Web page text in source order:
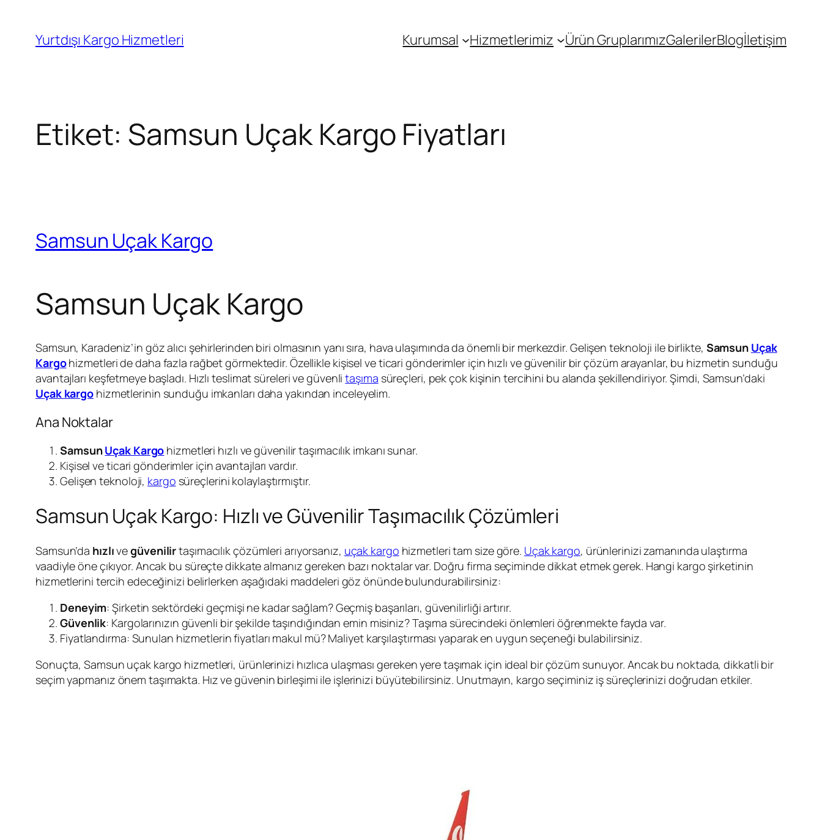
Yurtdışı Kargo Hizmetleri Kurumsal Hizmetlerimiz Ürün GruplarımızGalerilerBlogİletişim
Etiket: Samsun Uçak Kargo Fiyatları
Samsun Uçak Kargo
Samsun Uçak Kargo
Samsun, Karadeniz’in göz alıcı şehirlerinden biri olmasının yanı sıra, hava ulaşımında da önemli bir merkezdir. Gelişen teknoloji ile birlikte, Samsun Uçak
Kargohizmetleri de daha fazla rağbet görmektedir. Özellikle kişisel ve ticari gönderimler için hızlı ve güvenilir bir çözüm arayanlar, bu hizmetin sunduğu
avantajları keşfetmeye başladı. Hızlı teslimat süreleri ve güvenlitaşıma süreçleri, pek çok kişinin tercihini bu alanda şekillendiriyor. Şimdi, Samsun’daki
Uçak kargo hizmetlerinin sunduğu imkanları daha yakından inceleyelim.
Ana Noktalar
SamsunUçak Kargo hizmetleri hızlı ve güvenilir taşımacılık imkanı sunar.
Kişisel ve ticari gönderimler için avantajları vardır.
Gelişen teknoloji, kargo süreçlerini kolaylaştırmıştır.
Samsun Uçak Kargo: Hızlı ve Güvenilir Taşımacılık Çözümleri
Samsun’da hızlıvegüvenilirtaşımacılık çözümleri arıyorsanız, uçak kargo hizmetleri tam size göre. Uçak kargo, ürünlerinizi zamanında ulaştırma
vaadiyle öne çıkıyor. Ancak bu süreçte dikkate almanız gereken bazı noktalar var. Doğru firma seçiminde dikkat etmek gerek. Hangi kargo şirketinin
hizmetlerini tercih edeceğinizi belirlerken aşağıdaki maddeleri göz önünde bulundurabilirsiniz:
Deneyim: Şirketin sektördeki geçmişi ne kadar sağlam? Geçmiş başarıları, güvenilirliği artırır.
Güvenlik: Kargolarınızın güvenli bir şekilde taşındığından emin misiniz? Taşıma sürecindeki önlemleri öğrenmekte fayda var.
Fiyatlandırma: Sunulan hizmetlerin fiyatları makul mü? Maliyet karşılaştırması yaparak en uygun seçeneği bulabilirsiniz.
Sonuçta, Samsun uçak kargo hizmetleri, ürünlerinizi hızlıca ulaşması gereken yere taşımak için ideal bir çözüm sunuyor. Ancak bu noktada, dikkatli bir
seçim yapmanız önem taşımakta. Hız ve güvenin birleşimi ile işlerinizi büyütebilirsiniz. Unutmayın, kargo seçiminiz iş süreçlerinizi doğrudan etkiler.